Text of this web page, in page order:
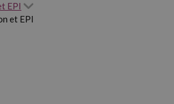
EPI
et EPI